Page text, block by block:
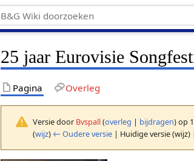
25 jaar Eurovisie
Pagina Overleg
Versie door Bvspall(overleg | bijdragen)op
(wijz) ← Oudere versie | Huidige versie